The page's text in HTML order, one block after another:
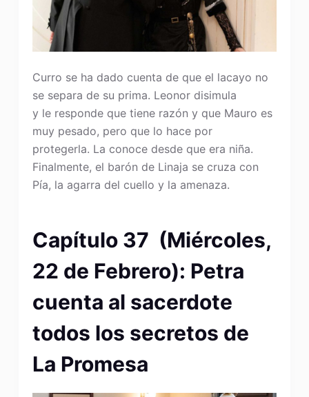
Curro se ha dado cuenta de que el lacayo no
se separa de su prima. Leonor disimula
y le responde que tiene razón y que Mauro es
muy pesado, pero que lo hace por
protegerla. La conoce desde que era niña.
Finalmente, el barón de Linaja se cruza con
Pía, la agarra del cuello y la amenaza.
Capítulo 37 (Miércoles,
22 de Febrero): Petra
cuenta al sacerdote
todos los secretos de
La Promesa